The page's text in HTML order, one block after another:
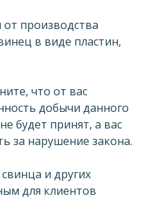
производства
в виде пластин,
что от вас
добычи данного
будет принят, а вас
за нарушение закона.
и других
для клиентов